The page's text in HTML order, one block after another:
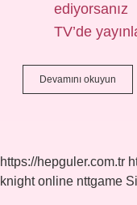
TV’de
Devamını okuyun
1
https://hepguler.com.tr
knight online nttgame